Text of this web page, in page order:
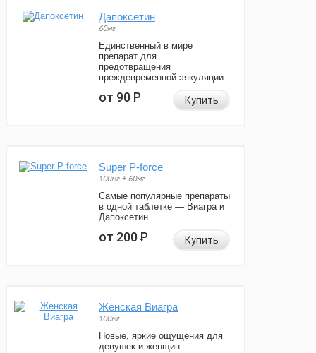
Дапоксетин
60мг
Единственный в мире
препарат для
предотвращения
преждевременной эякуляции.
от 90Р Купить
Super P-force
100мг + 60мг
Самые популярные препараты
в одной таблетке — Виагра и
Дапоксетин.
от 200Р Купить
Женская Виагра
100мг
Новые, яркие ощущения для
девушек и женщин.